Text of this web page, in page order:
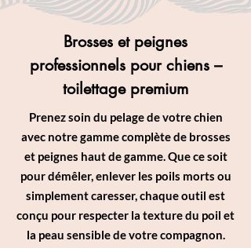
Brosses et peignes
professionnels pour chiens –
toilettage premium
Prenez soin du pelage de votre chien
avec notre gamme complète de brosses
et peignes haut de gamme. Que ce soit
pour démêler, enlever les poils morts ou
simplement caresser, chaque outil est
conçu pour respecter la texture du poil et
la peau sensible de votre compagnon.